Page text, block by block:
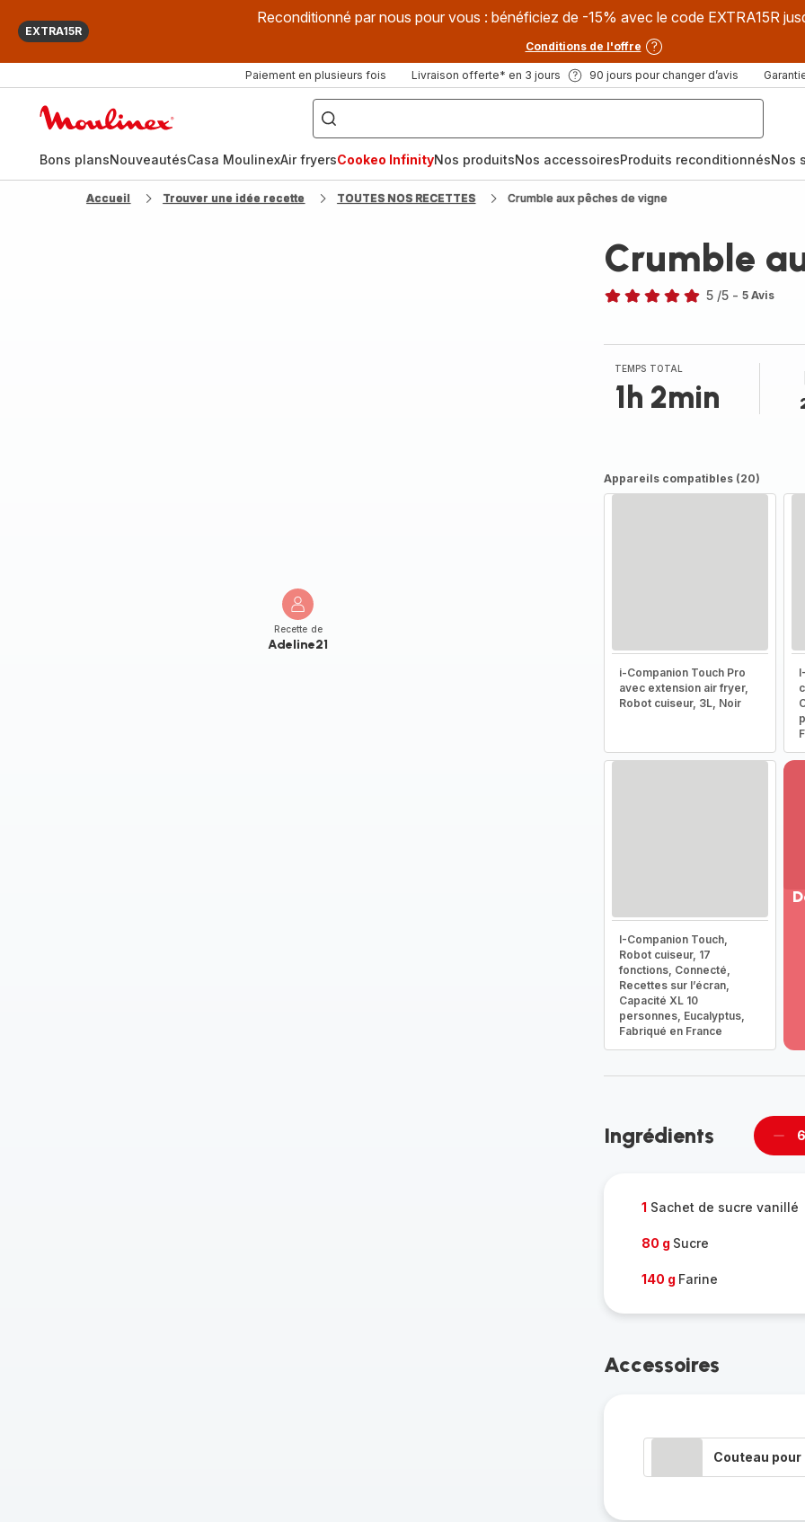
EXTRA15R
Reconditionné par nous pour vous : bénéficiez de -15% avec le code EXTRA15R
Conditions de l'offre
Paiement en plusieurs fois Livraison offerte* en 3 jours 90 jours pour changer d’avis
["Que
recherchez-
vous
?",
fryer",
"Companion"]
Bons plansNouveautésCasa MoulinexAir fryersCookeo InfinityNos produitsNos accessoiresProduits reconditionnésNos
Accueil Trouver une idée recette TOUTES NOS RECETTES Crumble aux pêches de vigne
Recette de
Adeline21
Crumble
étoiles
(moyenne)
5 /5 - 5 Avis
TEMPS TOTAL
1h 2min
Appareils compatibles (20)
i-Companion Touch Pro
avec extension air fryer,
Robot cuiseur, 3L, Noir
I-Companion Touch,
Robot cuiseur, 17
fonctions, Connecté,
Recettes sur l’écran,
Capacité XL 10
personnes, Eucalyptus,
Fabriqué en France
Ingrédients
1 Sachet de sucre vanillé
80 g Sucre
140 g Farine
Accessoires
Couteau